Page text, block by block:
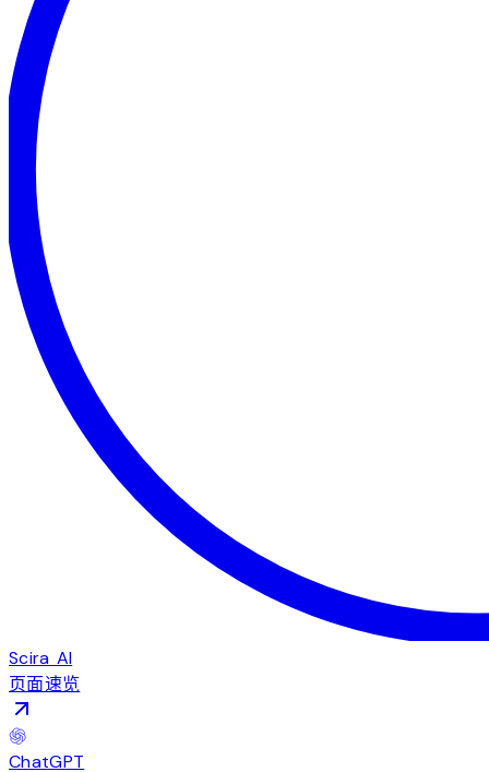
Scira AI
页面速览
ChatGPT